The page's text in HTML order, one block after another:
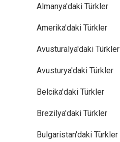
Almanya'daki Türkler
Amerika'daki Türkler
Avusturalya'daki Türkler
Avusturya'daki Türkler
Belcika'daki Türkler
Brezilya'daki Türkler
Bulgaristan'daki Türkler